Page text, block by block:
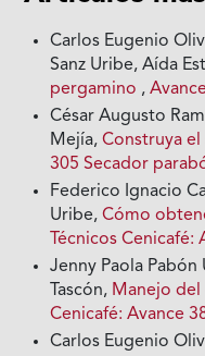
Carlos Eugenio
Sanz Uribe, Aída
pergamino ,
César Augusto
Mejía,Construya
305 Secador
Federico Ignacio
Uribe,Cómo
Técnicos Cenicafé:
Jenny Paola
Tascón, Manejo del
Cenicafé: Avance
Carlos Eugenio